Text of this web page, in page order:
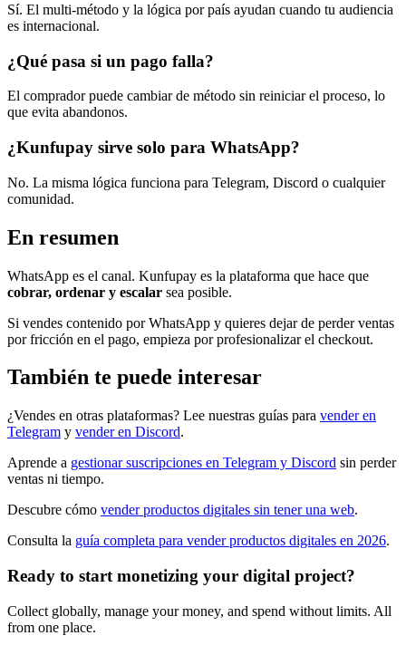
Sí. El multi-método y la lógica por país ayudan cuando tu audiencia
es internacional.
¿Qué pasa si un pago falla?
El comprador puede cambiar de método sin reiniciar el proceso, lo
que evita abandonos.
¿Kunfupay sirve solo para WhatsApp?
No. La misma lógica funciona para Telegram, Discord o cualquier
comunidad.
En resumen
WhatsApp es el canal. Kunfupay es la plataforma que hace que
cobrar, ordenar y escalar sea posible.
Si vendes contenido por WhatsApp y quieres dejar de perder ventas
por fricción en el pago, empieza por profesionalizar el checkout.
También te puede interesar
¿Vendes en otras plataformas? Lee nuestras guías para vender en
Telegram y vender en Discord.
Aprende a gestionar suscripciones en Telegram y Discord sin perder
ventas ni tiempo.
Descubre cómo vender productos digitales sin tener una web.
Consulta la guía completa para vender productos digitales en 2026.
Ready to start monetizing your digital project?
Collect globally, manage your money, and spend without limits. All
from one place.